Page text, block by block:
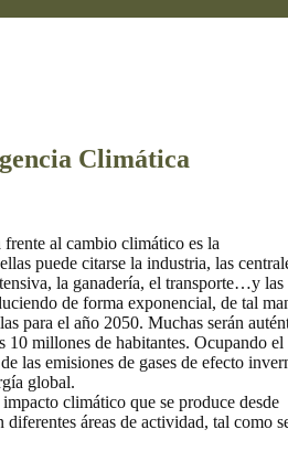
Climática
al cambio climático es la
puede citarse la industria, las
la ganadería, el transporte…y las
de forma exponencial, de tal
para el año 2050. Muchas serán
10 millones de habitantes. Ocupando el
las emisiones de gases de efecto
global.
climático que se produce desde
áreas de actividad, tal como